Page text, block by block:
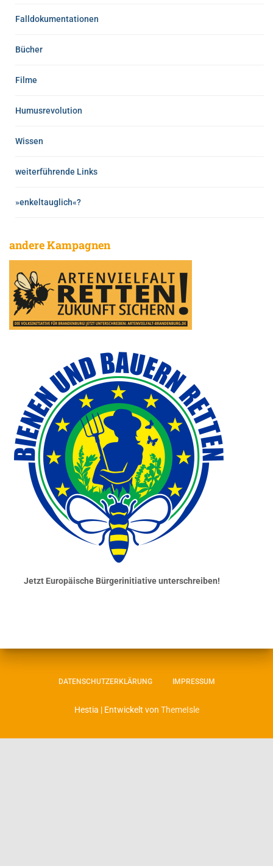
Falldokumentationen
Bücher
Filme
Humusrevolution
Wissen
weiterführende Links
»enkeltauglich«?
andere Kampagnen
Jetzt Europäische Bürgerinitiative unterschreiben!
DATENSCHUTZERKLÄRUNG IMPRESSUM
Hestia | Entwickelt von ThemeIsle